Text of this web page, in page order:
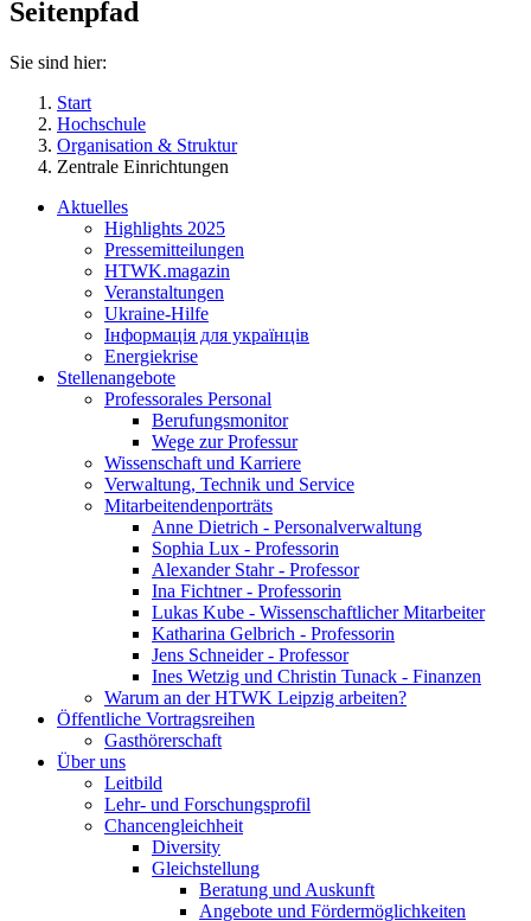
Seitenpfad
Sie sind hier:
Start
Hochschule
Organisation & Struktur
Zentrale Einrichtungen
Aktuelles
Highlights 2025
Pressemitteilungen
HTWK.magazin
Veranstaltungen
Ukraine-Hilfe
Інформація для українців
Energiekrise
Stellenangebote
Professorales Personal
Berufungsmonitor
Wege zur Professur
Wissenschaft und Karriere
Verwaltung, Technik und Service
Mitarbeitendenporträts
Anne Dietrich - Personalverwaltung
Sophia Lux - Professorin
Alexander Stahr - Professor
Ina Fichtner - Professorin
Lukas Kube - Wissenschaftlicher Mitarbeiter
Katharina Gelbrich - Professorin
Jens Schneider - Professor
Ines Wetzig und Christin Tunack - Finanzen
Warum an der HTWK Leipzig arbeiten?
Öffentliche Vortragsreihen
Gasthörerschaft
Über uns
Leitbild
Lehr- und Forschungsprofil
Chancengleichheit
Diversity
Gleichstellung
Beratung und Auskunft
Angebote und Fördermöglichkeiten